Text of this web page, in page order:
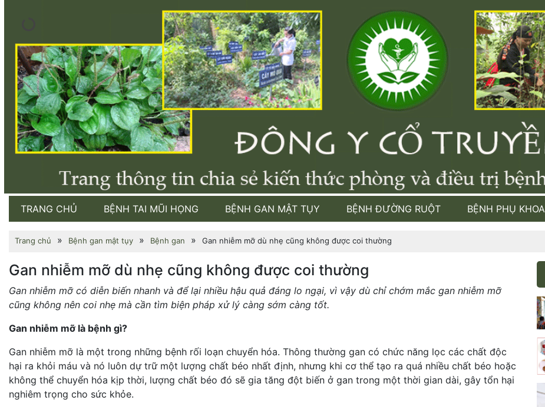
TRANG CHỦ BỆNH TAI MŨI HỌNG BỆNH GAN MẬT TỤY BỆNH ĐƯỜNG RUỘT BỆNH PHỤ KHOA
Trang chủ » Bệnh gan mật tụy » Bệnh gan » Gan nhiễm mỡ dù nhẹ cũng không được coi thường
Gan nhiễm mỡ dù nhẹ cũng không được coi thường
Gan nhiễm mỡ có diễn biến nhanh và để lại nhiều hậu quả đáng lo ngại, vì vậy dù chỉ chớm mắc gan nhiễm mỡ
cũng không nên coi nhẹ mà cần tìm biện pháp xử lý càng sớm càng tốt.
Gan nhiễm mỡ là bệnh gì?
Gan nhiễm mỡ là một trong những bệnh rối loạn chuyển hóa. Thông thường gan có chức năng lọc các chất độc
hại ra khỏi máu và nó luôn dự trữ một lượng chất béo nhất định, nhưng khi cơ thể tạo ra quá nhiều chất béo hoặc
không thể chuyển hóa kịp thời, lượng chất béo đó sẽ gia tăng đột biến ở gan trong một thời gian dài, gây tổn hại
nghiêm trọng cho sức khỏe.